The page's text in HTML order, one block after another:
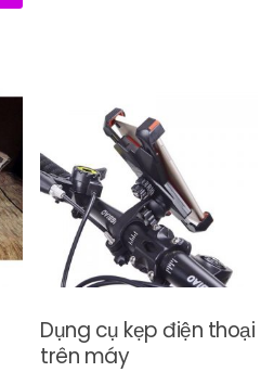
Dụng cụ kẹp điện thoại
trên máy